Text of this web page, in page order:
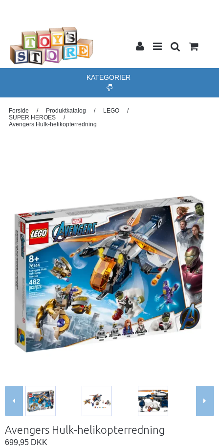
KATEGORIER
Forside / Produktkatalog / LEGO
/
SUPER HEROES
/
Avengers Hulk-helikopterredning
Avengers Hulk-helikopterredning
699,95 DKK